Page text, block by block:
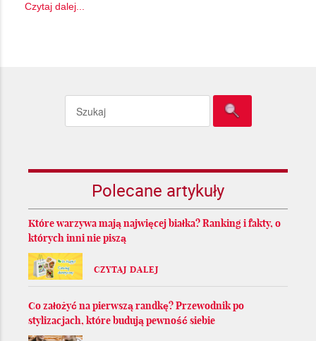
Czytaj dalej...
Polecane artykuły
Które warzywa mają najwięcej białka? Ranking i fakty, o
których inni nie piszą
CZYTAJ DALEJ
Co założyć na pierwszą randkę? Przewodnik po
stylizacjach, które budują pewność siebie